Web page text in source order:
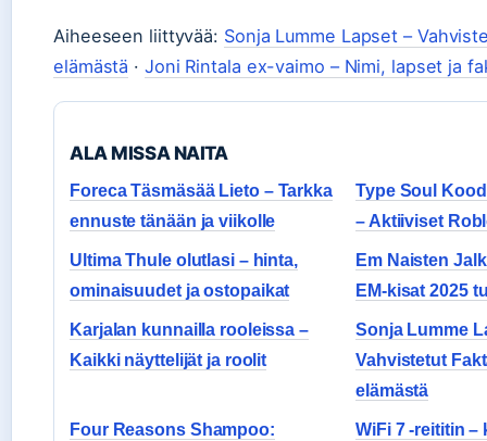
Aiheeseen liittyvää: Sonja Lumme Lapset –
elämästä · Joni Rintala ex-vaimo – Nimi, lapset ja
ALA MISSA NAITA
Foreca Täsmäsää Lieto – Tarkka
ennuste tänään ja viikolle
Type Soul
– Aktiiviset
Ultima Thule olutlasi – hinta,
ominaisuudet ja ostopaikat
Em Naisten
EM-kisat 2025
Karjalan kunnailla rooleissa –
Kaikki näyttelijät ja roolit
Sonja Lumme
Vahvistetut
elämästä
Four Reasons Shampoo: WiFi 7 -reititin –